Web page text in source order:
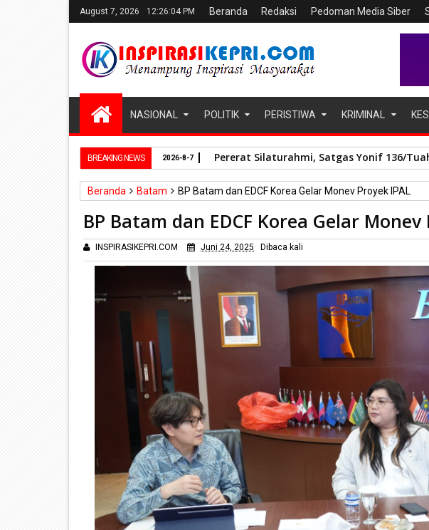
August 7, 2026 12:26:05 PM Beranda Redaksi Pedoman Media Siber
NASIONAL POLITIK PERISTIWA KRIMINAL
BREAKING NEWS Pererat Silaturahmi, Satgas Yonif 136/
2026-8-7
Beranda Batam BP Batam dan EDCF Korea Gelar Monev Proyek IPAL
BP Batam dan EDCF Korea Gelar Monev
INSPIRASIKEPRI.COM Juni 24, 2025 Dibaca kali